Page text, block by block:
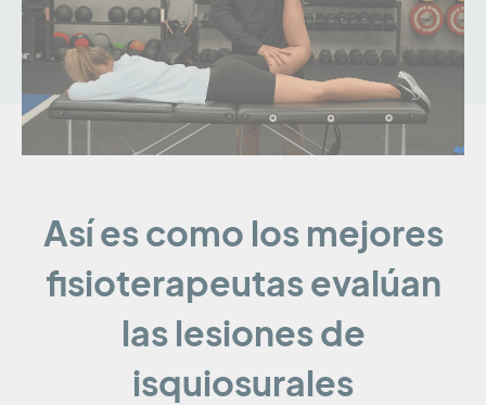
Así es como los mejores
fisioterapeutas evalúan
las lesiones de
isquiosurales